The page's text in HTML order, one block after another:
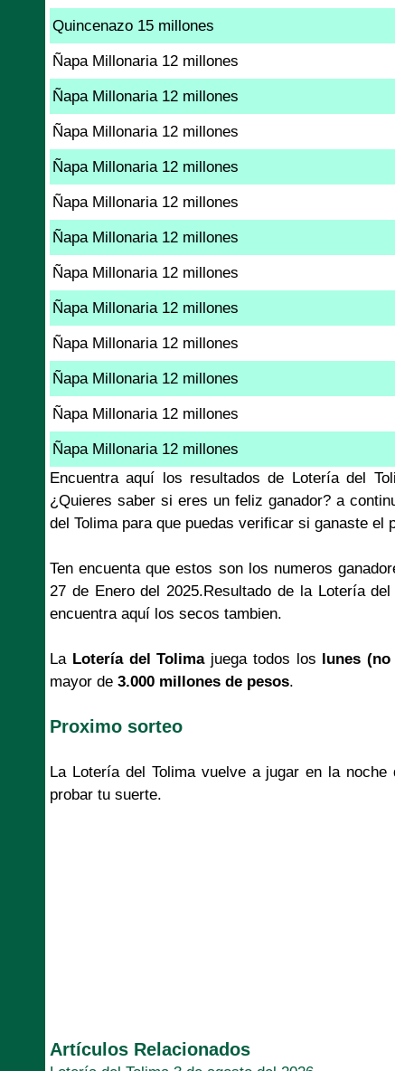
Quincenazo 15 millones
Ñapa Millonaria 12 millones
Ñapa Millonaria 12 millones
Ñapa Millonaria 12 millones
Ñapa Millonaria 12 millones
Ñapa Millonaria 12 millones
Ñapa Millonaria 12 millones
Ñapa Millonaria 12 millones
Ñapa Millonaria 12 millones
Ñapa Millonaria 12 millones
Ñapa Millonaria 12 millones
Ñapa Millonaria 12 millones
Ñapa Millonaria 12 millones
Encuentra aquí los resultados de Lotería del
¿Quieres saber si eres un feliz ganador? a
del Tolima para que puedas verificar si ganaste el
Ten encuenta que estos son los numeros
27 de Enero del 2025.Resultado de la Lotería
encuentra aquí los secos tambien.
La Lotería del Tolimajuega todos los lunes
mayor de 3.000 millones de pesos.
Proximo sorteo
La Lotería del Tolima vuelve a jugar en la
probar tu suerte.
Artículos Relacionados